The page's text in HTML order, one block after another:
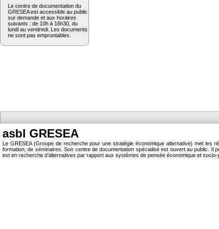
asbl GRESEA
Le GRESEA (Groupe de recherche pour une stratégie économique alternative) met les
formation, de séminaires. Son centre de documentation spécialisé est ouvert au public.
est en recherche d’alternatives par rapport aux systèmes de pensée économique et socio-
Le centre de documentation du
GRESEA est accessible au public
sur demande et aux horaires
suivants : de 10h à 16h30, du
lundi au vendredi. Les documents
ne sont pas empruntables.